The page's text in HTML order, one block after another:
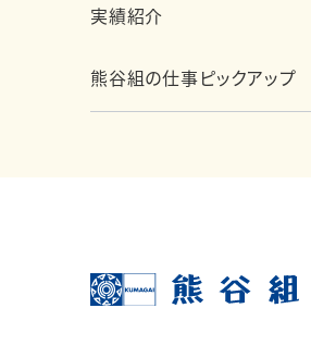
実績紹介
熊谷組の仕事ピックアップ